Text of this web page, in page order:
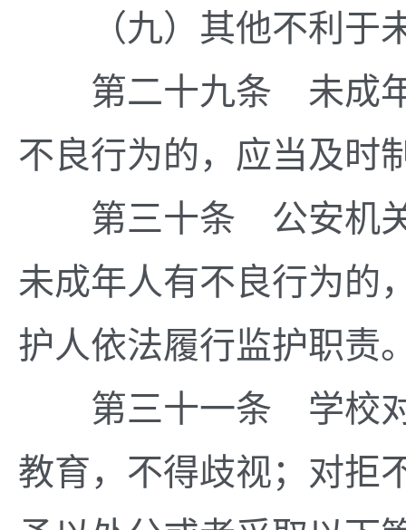
（九）其他不利于未
第二十九条 未成年
不良行为的，应当及时
第三十条 公安机关
未成年人有不良行为的
护人依法履行监护职责
第三十一条 学校对
教育，不得歧视；对拒